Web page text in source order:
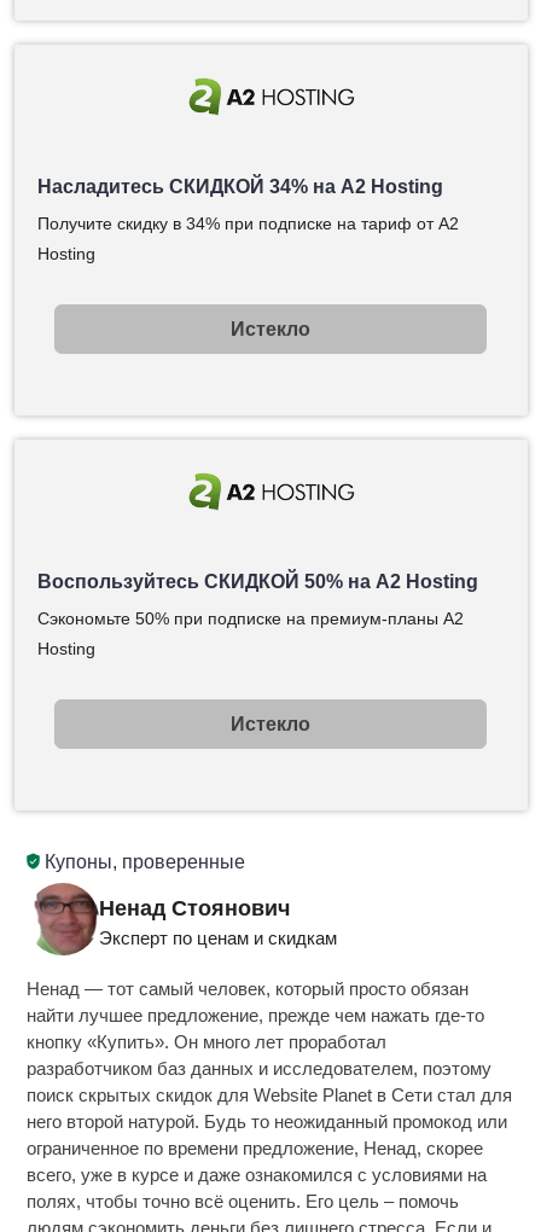
Купоны, проверенные
Ненад Стоянович
Эксперт по ценам и скидкам
Ненад — тот самый человек, который просто обязан
найти лучшее предложение, прежде чем нажать где-то
кнопку «Купить». Он много лет проработал
разработчиком баз данных и исследователем, поэтому
поиск скрытых скидок для Website Planet в Сети стал для
него второй натурой. Будь то неожиданный промокод или
ограниченное по времени предложение, Ненад, скорее
всего, уже в курсе и даже ознакомился с условиями на
полях, чтобы точно всё оценить. Его цель – помочь
людям сэкономить деньги без лишнего стресса. Если и
Насладитесь СКИДКОЙ 34% на A2 Hosting
Получите скидку в 34% при подписке на тариф от A2
Hosting
Истекло
Воспользуйтесь СКИДКОЙ 50% на A2 Hosting
Сэкономьте 50% при подписке на премиум-планы A2
Hosting
Истекло